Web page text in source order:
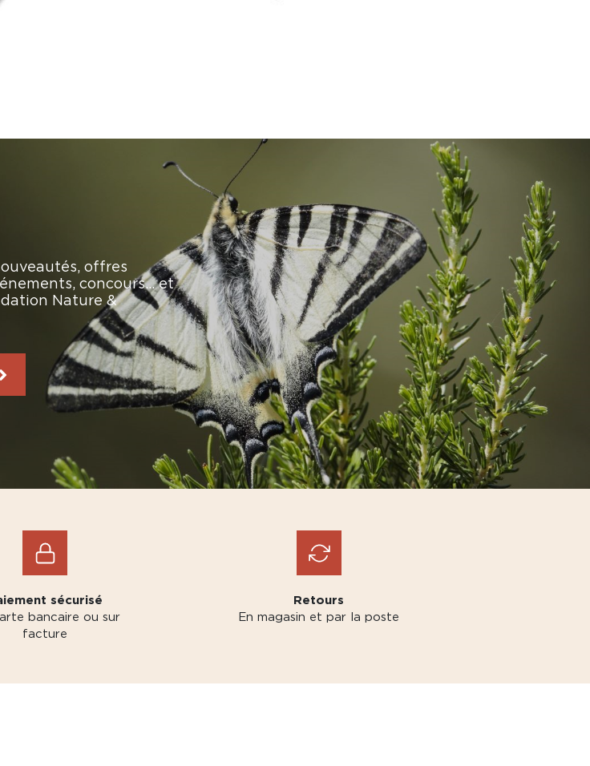
offres
concours… et
Nature &
sécurisé
bancaire ou sur
facture
Retours
En magasin et par la poste